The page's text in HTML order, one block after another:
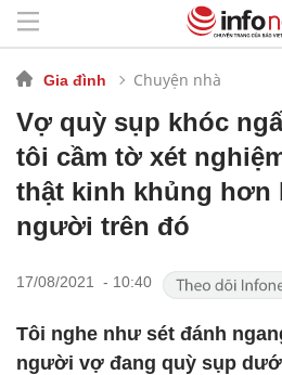
Gia đình Chuyện nhà
Vợ quỳ sụp khóc
tôi cầm tờ xét
thật kinh khủng hơn
người trên đó
17/08/2021 - 10:40
Tôi nghe như sét đánh
người vợ đang quỳ sụp